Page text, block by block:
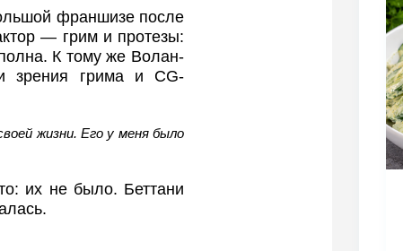
франшизе после
— грим и протезы:
К тому же Волан-
зрения грима и CG-
жизни. Его у меня было
их не было. Беттани